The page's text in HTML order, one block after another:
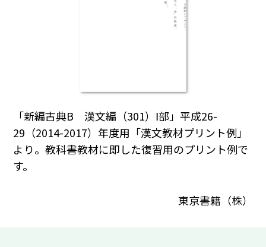
「新編古典B 漢文編（301）Ⅰ部」平成26-
29（2014-2017）年度用「漢文教材プリント例」
より。教科書教材に即した復習用のプリント例で
す。
東京書籍（株）